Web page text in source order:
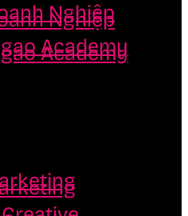
Nghiệp
Academy
Nghiệp
Academy